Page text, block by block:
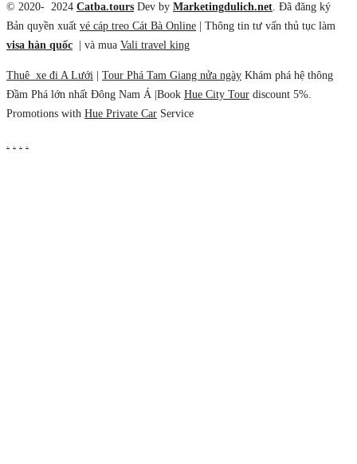
© 2020- 2024 Catba.tours Dev by Marketingdulich.net. Đã đăng ký
Bản quyền xuất vé cáp treo Cát Bà Online | Thông tin tư vấn thủ tục làm
visa hàn quốc
| và mua Vali travel king
Thuê xe đi A Lưới Tour Phá Tam Giang nửa ngày Khám phá hệ thông
Đầm Phá lớn nhất Đông Nam Á |Book Hue City Tour discount 5%.
Promotions with Hue Private Car Service
. . . .